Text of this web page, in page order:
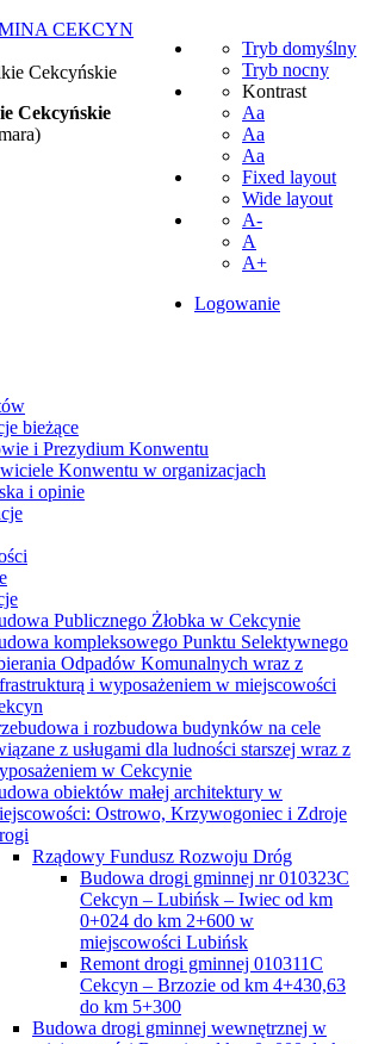
Tryb domyślny
Tryb nocny
Kontrast
Aa
Aa
Aa
Fixed layout
Wide layout
A-
A
A+
Logowanie
CEKCYN
bieżące
i Prezydium Konwentu
Konwentu w organizacjach
i opinie
Publicznego Żłobka w Cekcynie
kompleksowego Punktu Selektywnego
Odpadów Komunalnych wraz z
i wyposażeniem w miejscowości
i rozbudowa budynków na cele
z usługami dla ludności starszej wraz z
w Cekcynie
obiektów małej architektury w
Ostrowo, Krzywogoniec i Zdroje
Rządowy Fundusz Rozwoju Dróg
Budowa drogi gminnej nr 010323C
Cekcyn – Lubińsk – Iwiec od km
0+024 do km 2+600 w
miejscowości Lubińsk
Remont drogi gminnej 010311C
Cekcyn – Brzozie od km 4+430,63
do km 5+300
Budowa drogi gminnej wewnętrznej w
Cekcyńskie